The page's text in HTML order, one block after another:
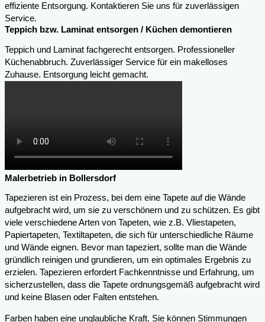
effiziente Entsorgung. Kontaktieren Sie uns für zuverlässigen
Service.
Teppich bzw. Laminat entsorgen / Küchen demontieren
Teppich und Laminat fachgerecht entsorgen. Professioneller
Küchenabbruch. Zuverlässiger Service für ein makelloses
Zuhause. Entsorgung leicht gemacht.
Malerbetrieb in Bollersdorf
Tapezieren ist ein Prozess, bei dem eine Tapete auf die Wände
aufgebracht wird, um sie zu verschönern und zu schützen. Es gibt
viele verschiedene Arten von Tapeten, wie z.B. Vliestapeten,
Papiertapeten, Textiltapeten, die sich für unterschiedliche Räume
und Wände eignen. Bevor man tapeziert, sollte man die Wände
gründlich reinigen und grundieren, um ein optimales Ergebnis zu
erzielen. Tapezieren erfordert Fachkenntnisse und Erfahrung, um
sicherzustellen, dass die Tapete ordnungsgemäß aufgebracht wird
und keine Blasen oder Falten entstehen.
Farben haben eine unglaubliche Kraft. Sie können Stimmungen